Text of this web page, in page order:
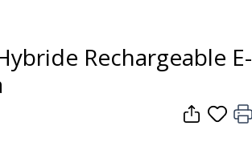
Rechargeable E-